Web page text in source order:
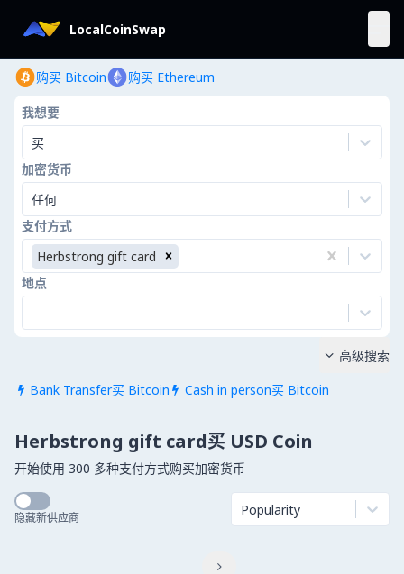
LocalCoinSwap
购买 Bitcoin 购买 Ethereum
我想要
买
加密货币
任何
支付方式
Herbstrong gift card
地点
 Bank Transfer买 Bitcoin  Cash in person买 Bitcoin
 高级搜索
Herbstrong gift card买 USD Coin
开始使用 300 多种支付方式购买加密货币
隐藏新供应商 Popularity
